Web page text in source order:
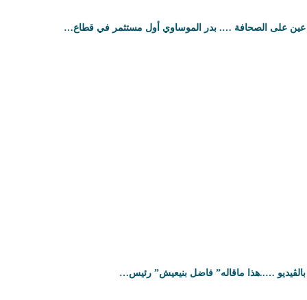
عين على الصحافة …. بدر الموساوي أول مستثمر في قطاع…
بالڤيديو …..هذا ماقاله” فاضل بنيعيش” رئيس…